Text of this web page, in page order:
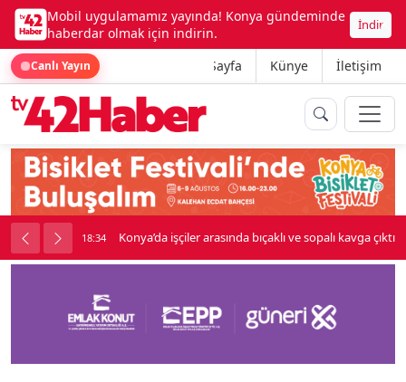
Mobil uygulamamız yayında! Konya gündeminde
haberdar olmak için indirin.
İndir
Canlı Yayın Ana Sayfa Künye İletişim
18:34 Konya’da işçiler arasında bıçaklı ve sopalı kavga çıktı